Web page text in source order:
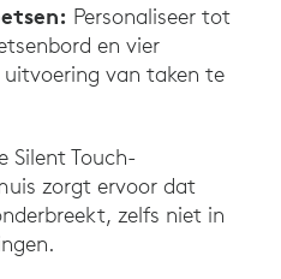
Personaliseer tot
en vier
van taken te
Silent Touch-
zorgt ervoor dat
zelfs niet in